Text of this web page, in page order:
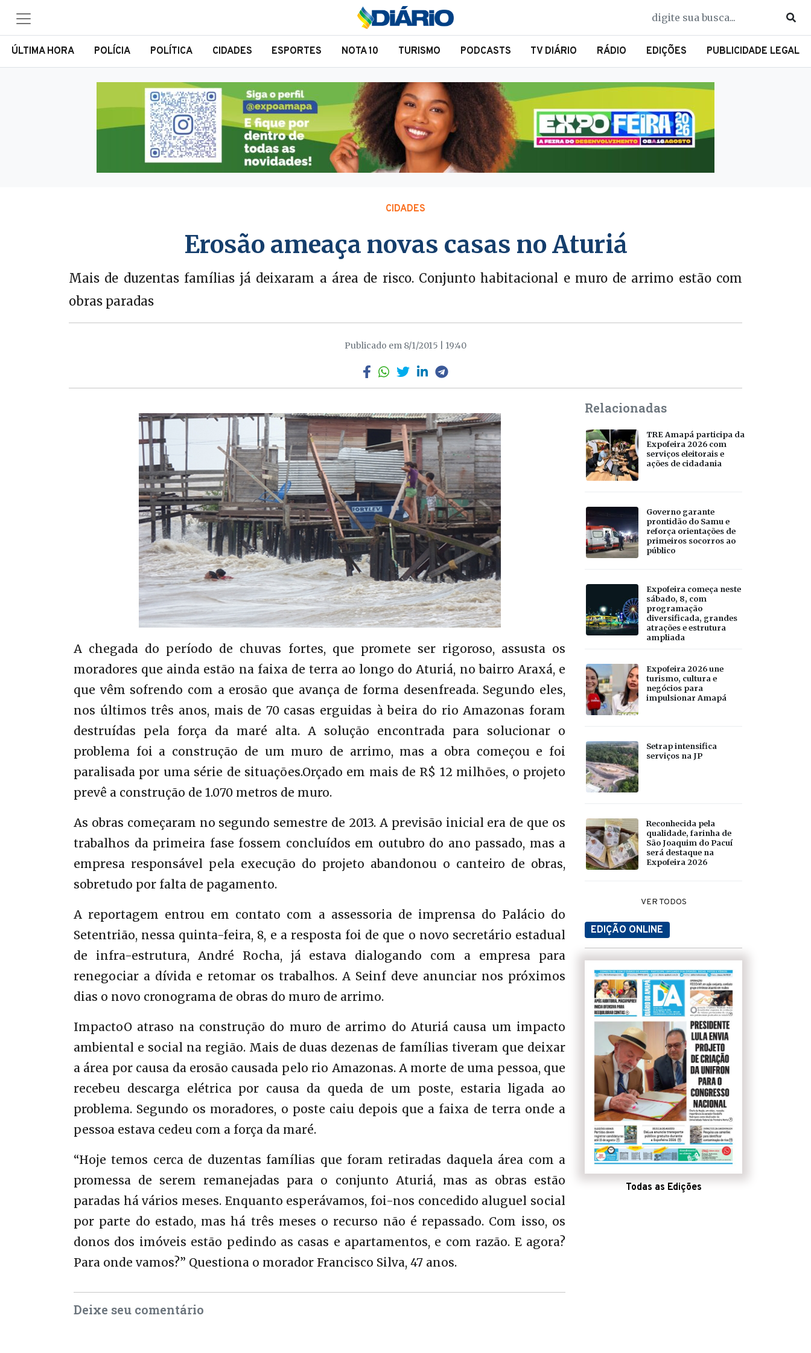
ÚLTIMA HORA POLÍCIA POLÍTICA CIDADES ESPORTES NOTA 10 TURISMO PODCASTS TV DIÁRIO RÁDIO EDIÇÕES PUBLICIDADE LEGAL
CIDADES
Erosão ameaça novas casas no Aturiá
Mais de duzentas famílias já deixaram a área de risco. Conjunto habitacional e muro de arrimo estão com
obras paradas
Publicado em 8/1/2015 | 19:40
A chegada do período de chuvas fortes, que promete ser rigoroso, assusta os
moradores que ainda estão na faixa de terra ao longo do Aturiá, no bairro Araxá, e
que vêm sofrendo com a erosão que avança de forma desenfreada. Segundo eles,
nos últimos três anos, mais de 70 casas erguidas à beira do rio Amazonas foram
destruídas pela força da maré alta. A solução encontrada para solucionar o
problema foi a construção de um muro de arrimo, mas a obra começou e foi
paralisada por uma série de situações.Orçado em mais de R$ 12 milhões, o projeto
prevê a construção de 1.070 metros de muro.
As obras começaram no segundo semestre de 2013. A previsão inicial era de que os
trabalhos da primeira fase fossem concluídos em outubro do ano passado, mas a
empresa responsável pela execução do projeto abandonou o canteiro de obras,
sobretudo por falta de pagamento.
A reportagem entrou em contato com a assessoria de imprensa do Palácio do
Setentrião, nessa quinta-feira, 8, e a resposta foi de que o novo secretário estadual
de infra-estrutura, André Rocha, já estava dialogando com a empresa para
renegociar a dívida e retomar os trabalhos. A Seinf deve anunciar nos próximos
dias o novo cronograma de obras do muro de arrimo.
ImpactoO atraso na construção do muro de arrimo do Aturiá causa um impacto
ambiental e social na região. Mais de duas dezenas de famílias tiveram que deixar
a área por causa da erosão causada pelo rio Amazonas. A morte de uma pessoa, que
recebeu descarga elétrica por causa da queda de um poste, estaria ligada ao
problema. Segundo os moradores, o poste caiu depois que a faixa de terra onde a
pessoa estava cedeu com a força da maré.
“Hoje temos cerca de duzentas famílias que foram retiradas daquela área com a
promessa de serem remanejadas para o conjunto Aturiá, mas as obras estão
paradas há vários meses. Enquanto esperávamos, foi-nos concedido aluguel social
por parte do estado, mas há três meses o recurso não é repassado. Com isso, os
donos dos imóveis estão pedindo as casas e apartamentos, e com razão. E agora?
Para onde vamos?” Questiona o morador Francisco Silva, 47 anos.
Deixe seu comentário
Relacionadas
TRE Amapá participa da
Expofeira 2026 com
serviços eleitorais e
ações de cidadania
Governo garante
prontidão do Samu e
reforça orientações de
primeiros socorros ao
público
Expofeira começa neste
sábado, 8, com
programação
diversificada, grandes
atrações e estrutura
ampliada
Expofeira 2026 une
turismo, cultura e
negócios para
impulsionar Amapá
Setrap intensifica
serviços na JP
Reconhecida pela
qualidade, farinha de
São Joaquim do Pacuí
será destaque na
Expofeira 2026
VER TODOS
EDIÇÃO ONLINE
Todas as Edições